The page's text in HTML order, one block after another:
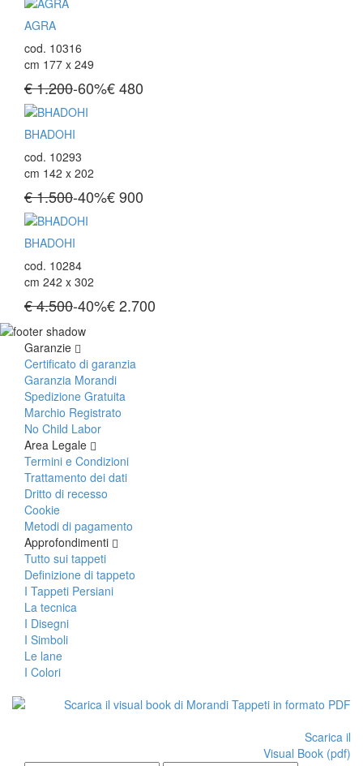
AGRA
cod. 10316
cm 177 x 249
€ 1.200-60%€480
BHADOHI
cod. 10293
cm 142 x 202
€ 1.500-40%€900
BHADOHI
cod. 10284
cm 242 x 302
€ 4.500-40%€2.700
Garanzie
Certificato di garanzia
Garanzia Morandi
Spedizione Gratuita
Marchio Registrato
No Child Labor
Area Legale
Termini e Condizioni
Trattamento dei dati
Dritto di recesso
Cookie
Metodi di pagamento
Approfondimenti
Tutto sui tappeti
Definizione di tappeto
I Tappeti Persiani
La tecnica
I Disegni
I Simboli
Le lane
I Colori
Scarica il
Visual Book (pdf)